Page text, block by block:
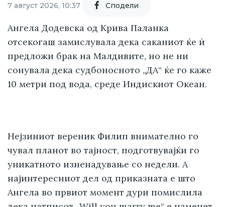
7 август 2026, 10:37 Cподели
Ангела Додевска од Крива Паланка
отсекогаш замислувала дека саканиот ќе ѝ
предложи брак на Малдивите, но не ни
сонувала дека судбоносното „ДА“ ќе го каже
10 метри под вода, среде Индискиот Океан.
Нејзиниот вереник Филип внимателно го
чувал планот во тајност, подготвувајќи го
уникатното изненадување со недели. А
најинтересниот дел од приказната е што
Ангела во првиот момент дури помислила